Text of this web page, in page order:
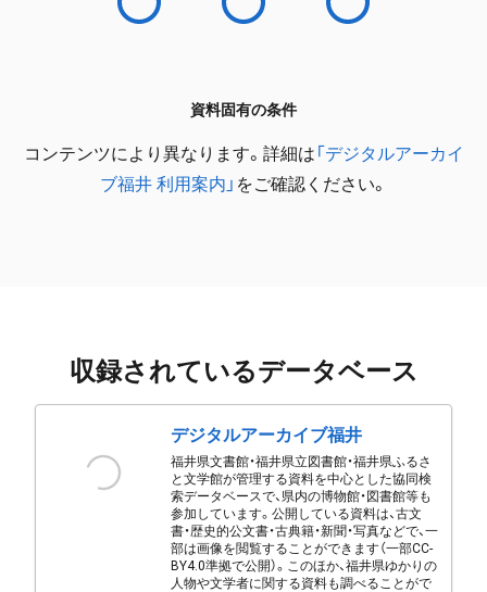
資料固有の条件
コンテンツにより異なります。詳細は 「デジタルアーカイ
ブ福井 利用案内」 をご確認ください。
収録されているデータベース
デジタルアーカイブ福井
福井県文書館・福井県立図書館・福井県ふるさ
と文学館が管理する資料を中心とした協同検
索データベースで、県内の博物館・図書館等も
参加しています。公開している資料は、古文
書・歴史的公文書・古典籍・新聞・写真などで、一
部は画像を閲覧することができます（一部CC-
BY4.0準拠で公開）。このほか、福井県ゆかりの
人物や文学者に関する資料も調べることがで